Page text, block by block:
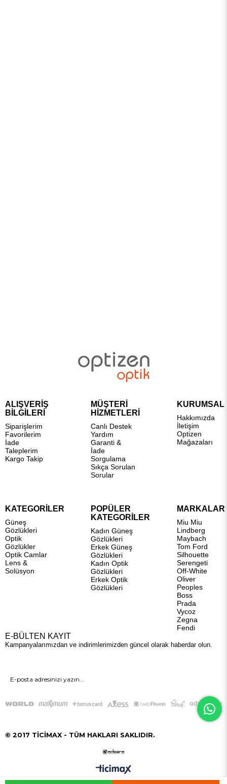
ALIŞVERİŞ
BİLGİLERİ
Siparişlerim
Favorilerim
İade
Taleplerim
Kargo Takip
MÜŞTERİ
HİZMETLERİ
Canlı Destek
Yardım
Garanti &
İade
Sorgulama
Sıkça Sorulan
Sorular
KURUMSAL
Hakkımızda
İletişim
Optizen
Mağazaları
KATEGORİLER
Güneş
Gözlükleri
Optik
Gözlükler
Optik Camlar
Lens &
Solüsyon
POPÜLER
KATEGORİLER
Kadın Güneş
Gözlükleri
Erkek Güneş
Gözlükleri
Kadın Optik
Gözlükleri
Erkek Optik
Gözlükleri
MARKALAR
Miu Miu
Lindberg
Maybach
Tom Ford
Silhouette
Serengeti
Off-White
Oliver
Peoples
Boss
Prada
Vycoz
Zegna
Fendi
E-BÜLTEN KAYIT
Kampanyalarımızdan ve indirimlerimizden güncel olarak haberdar olun.
GÖNDER
© 2017 TİCİMAX - TÜM HAKLARI SAKLIDIR.